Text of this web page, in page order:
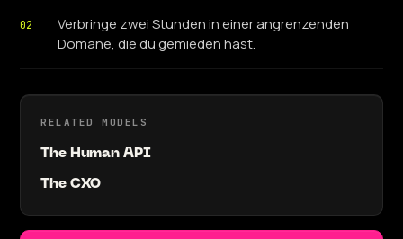
02
Verbringe zwei Stunden in einer angrenzenden
Domäne, die du gemieden hast.
RELATED MODELS
The Human API
The CXO